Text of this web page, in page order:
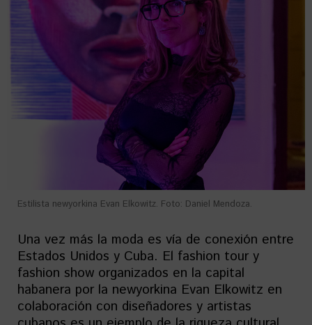
Estilista newyorkina Evan Elkowitz. Foto: Daniel Mendoza.
Una vez más la moda es vía de conexión entre
Estados Unidos y Cuba. El fashion tour y
fashion show organizados en la capital
habanera por la newyorkina Evan Elkowitz en
colaboración con diseñadores y artistas